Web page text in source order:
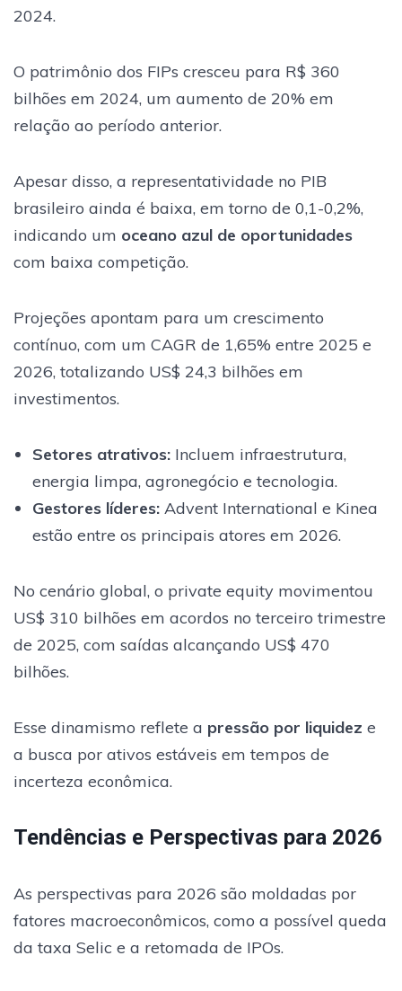
2024.
O patrimônio dos FIPs cresceu para R$ 360
bilhões em 2024, um aumento de 20% em
relação ao período anterior.
Apesar disso, a representatividade no PIB
brasileiro ainda é baixa, em torno de 0,1-0,2%,
indicando um oceano azul de oportunidades
com baixa competição.
Projeções apontam para um crescimento
contínuo, com um CAGR de 1,65% entre 2025 e
2026, totalizando US$ 24,3 bilhões em
investimentos.
Setores atrativos:Incluem infraestrutura,
energia limpa, agronegócio e tecnologia.
Gestores líderes:Advent International e Kinea
estão entre os principais atores em 2026.
No cenário global, o private equity movimentou
US$ 310 bilhões em acordos no terceiro trimestre
de 2025, com saídas alcançando US$ 470
bilhões.
Esse dinamismo reflete a pressão por liquidez e
a busca por ativos estáveis em tempos de
incerteza econômica.
Tendências e Perspectivas para 2026
As perspectivas para 2026 são moldadas por
fatores macroeconômicos, como a possível queda
da taxa Selic e a retomada de IPOs.